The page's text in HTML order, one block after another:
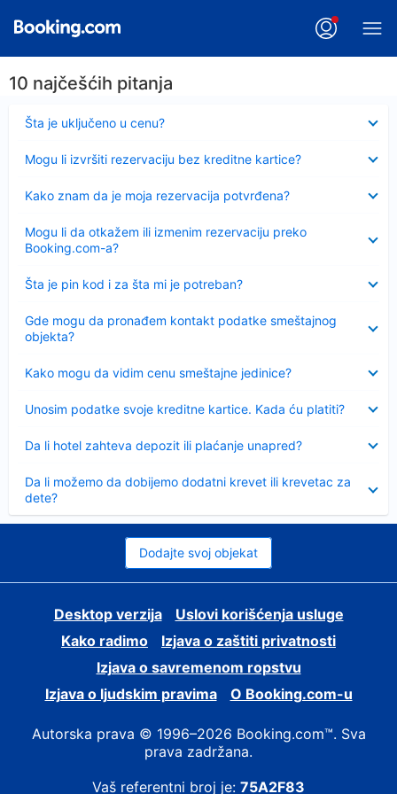
10 najčešćih pitanja
Šta je uključeno u cenu?
Sažeto
Mogu li izvršiti rezervaciju bez kreditne kartice?
Kako znam da je moja rezervacija potvrđena?
Mogu li da otkažem ili izmenim rezervaciju preko
Booking.com-a?
Šta je pin kod i za šta mi je potreban?
Sažeto
Gde mogu da pronađem kontakt podatke smeštajnog
objekta?
Kako mogu da vidim cenu smeštajne jedinice?
Unosim podatke svoje kreditne kartice. Kada ću platiti?
Da li hotel zahteva depozit ili plaćanje unapred?
Da li možemo da dobijemo dodatni krevet ili krevetac za
dete?
Dodajte svoj objekat
Desktop verzija
Uslovi korišćenja usluge
Kako radimo
Izjava o zaštiti privatnosti
Izjava o savremenom ropstvu
Izjava o ljudskim pravima
О Booking.com-u
Autorska prava © 1996–2026 Booking.com™. Sva
prava zadržana.
Vaš referentni broj je: 75A2F83